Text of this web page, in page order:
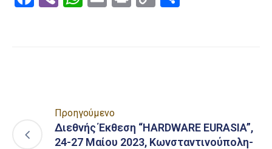
Προηγούμενο
Διεθνής Έκθεση “HARDWARE EURASIA”,
24-27 Μαίου 2023, Κωνσταντινούπολη-